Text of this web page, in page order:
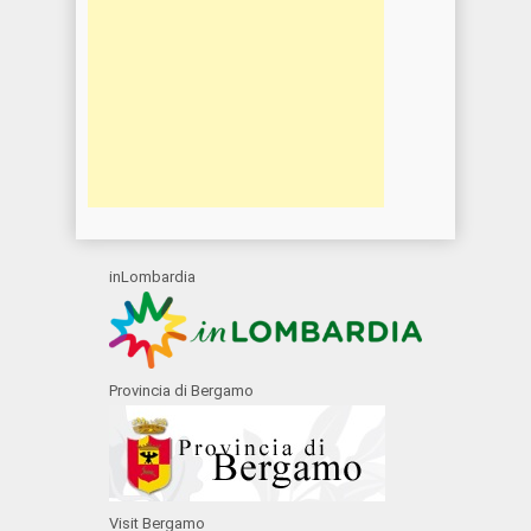
inLombardia
Provincia di Bergamo
Visit Bergamo